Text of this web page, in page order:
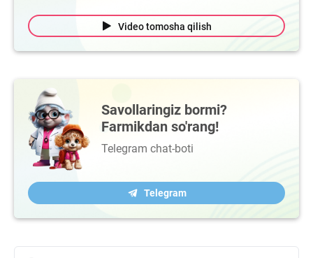
Video tomosha qilish
Savollaringiz bormi?
Farmikdan so'rang!
Telegram chat-boti
Telegram